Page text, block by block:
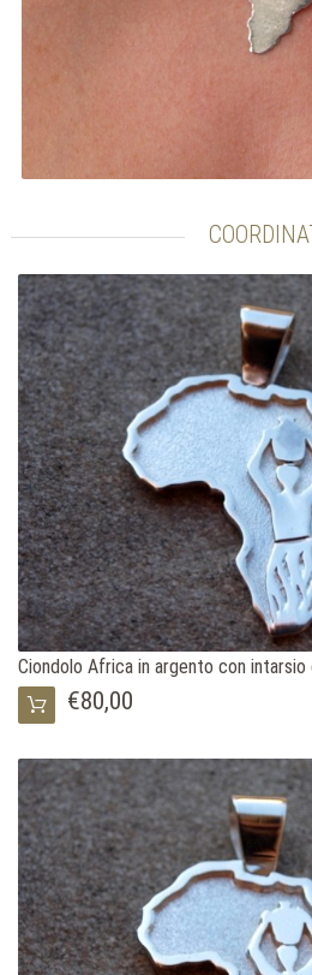
Ciondolo Africa in argento con intarsio
€80,00